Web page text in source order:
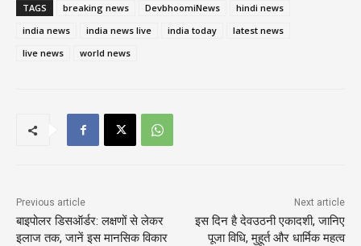
TAGS breaking news DevbhoomiNews
hindi news
india news
india news live india today
latest news
live news
world news
Previous article
बाइपोलर डिसऑर्डर: लक्षणों से लेकर
इलाज तक, जानें इस मानसिक विकार
Next article
इस दिन है देवउठनी एकादशी, जानिए
पूजा विधि, मुहूर्त और धार्मिक महत्व